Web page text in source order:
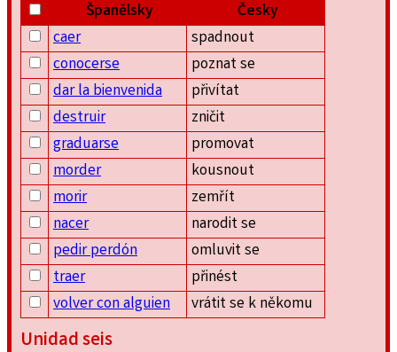
Španělsky
Česky
caer
spadnout
conocerse
poznat se
dar la bienvenida
přivítat
destruir
zničit
graduarse
promovat
morder
kousnout
morir
zemřít
nacer
narodit se
pedir perdón
omluvit se
traer
přinést
volver con alguien
vrátit se k někomu
Unidad seis